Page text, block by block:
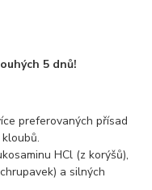
5 dnů!
preferovaných přísad
HCl (z korýšů),
a silných